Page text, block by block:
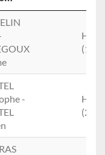
(1.)
-
(2.)